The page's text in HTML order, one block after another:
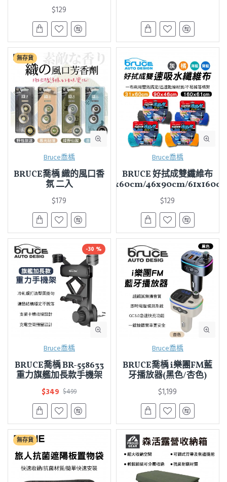
$129
無存貨
Bruce喬楀
BRUCE喬楀 織的風口香
氛 二入
$179
Bruce喬楀
BRUCE 好拭成雙纖維布
(31x60cm/46x90cm/
$129
-30 %
Bruce喬楀
BRUCE喬楀 BR-558633
重力旗艦加長款手機架
$349 $499
Bruce喬楀
BRUCE喬楀 i樂團FM藍
牙播放器(黑色/杏色)
$1,199
無存貨